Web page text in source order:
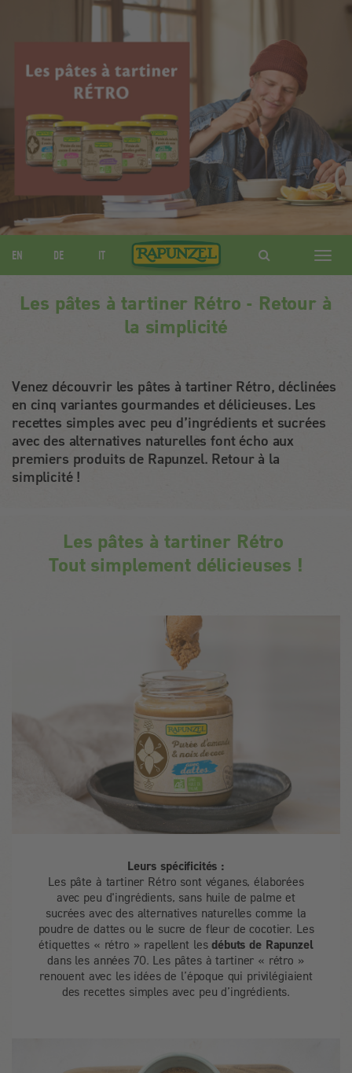
EN DE IT
ein-/
Les pâtes à tartiner Rétro - Retour à
la simplicité
Venez découvrir les pâtes à tartiner Rétro, déclinées
en cinq variantes gourmandes et délicieuses. Les
recettes simples avec peu d’ingrédients et sucrées
avec des alternatives naturelles font écho aux
premiers produits de Rapunzel. Retour à la
simplicité !
Les pâtes à tartiner Rétro
Tout simplement délicieuses !
Leurs spécificités :
Les pâte à tartiner Rétro sont véganes, élaborées
avec peu d'ingrédients, sans huile de palme et
sucrées avec des alternatives naturelles comme la
poudre de dattes ou le sucre de fleur de cocotier. Les
étiquettes « rétro » rapellent lesdébuts de Rapunzel
dans les années 70. Les pâtes à tartiner « rétro »
renouent avec les idées de l’époque qui privilégiaient
des recettes simples avec peu d’ingrédients.